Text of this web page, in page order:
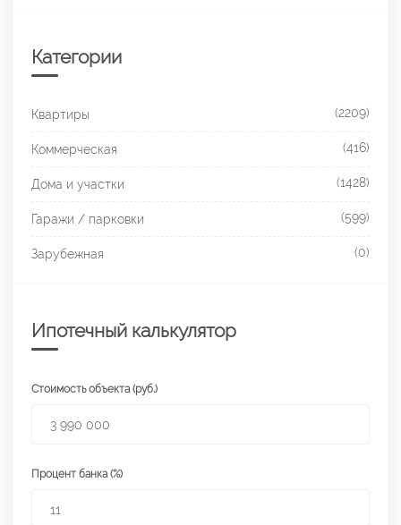
Категории
Квартиры (2209)
Коммерческая (416)
Дома и участки (1428)
Гаражи / парковки (599)
Зарубежная (0)
Ипотечный калькулятор
Стоимость объекта (руб.)
Процент банка (%)